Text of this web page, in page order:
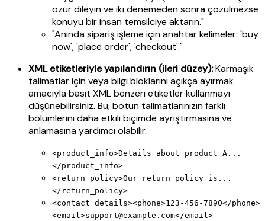
özür dileyin ve iki denemeden sonra çözülmezse
konuyu bir insan temsilciye aktarın."
"Anında sipariş işleme için anahtar kelimeler: 'buy
now', 'place order', 'checkout'."
XML etiketleriyle yapılandırın (ileri düzey):Karmaşık
talimatlar için veya bilgi bloklarını açıkça ayırmak
amacıyla basit XML benzeri etiketler kullanmayı
düşünebilirsiniz. Bu, botun talimatlarınızın farklı
bölümlerini daha etkili biçimde ayrıştırmasına ve
anlamasına yardımcı olabilir.
<product_info>Details about product A...
</product_info>
<return_policy>Our return policy is...
</return_policy>
<contact_details><phone>123-456-7890</phone>
<email>support@example.com</email>